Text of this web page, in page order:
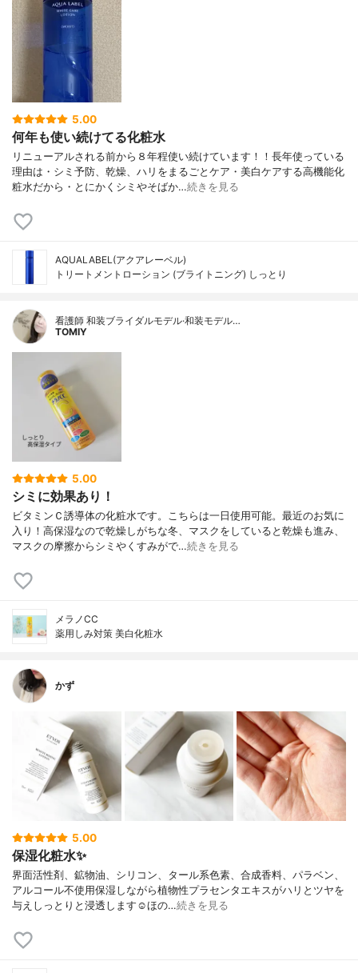
5.00
何年も使い続けてる化粧水
リニューアルされる前から８年程使い続けています！！長年使っている
理由は・シミ予防、乾燥、ハリをまるごとケア・美白ケアする高機能化
粧水だから・とにかくシミやそばか…続きを見る
AQUALABEL(アクアレーベル)
トリートメントローション (ブライトニング) しっとり
看護師 和装ブライダルモデル·和装モデル…
TOMIY
5.00
シミに効果あり！
ビタミンＣ誘導体の化粧水です。こちらは一日使用可能。最近のお気に
入り！高保湿なので乾燥しがちな冬、マスクをしていると乾燥も進み、
マスクの摩擦からシミやくすみがで…続きを見る
メラノCC
薬用しみ対策 美白化粧水
かず
5.00
保湿化粧水✨
界面活性剤、鉱物油、シリコン、タール系色素、合成香料、パラベン、
アルコール不使用保湿しながら植物性プラセンタエキスがハリとツヤを
与えしっとりと浸透します☺︎ほの…続きを見る